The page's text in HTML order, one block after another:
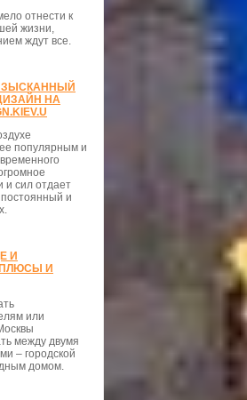
отнести к
жизни,
ждут все.
НА
популярным и
и сил отдает
и
И
И
или
между двумя
– городской
домом.